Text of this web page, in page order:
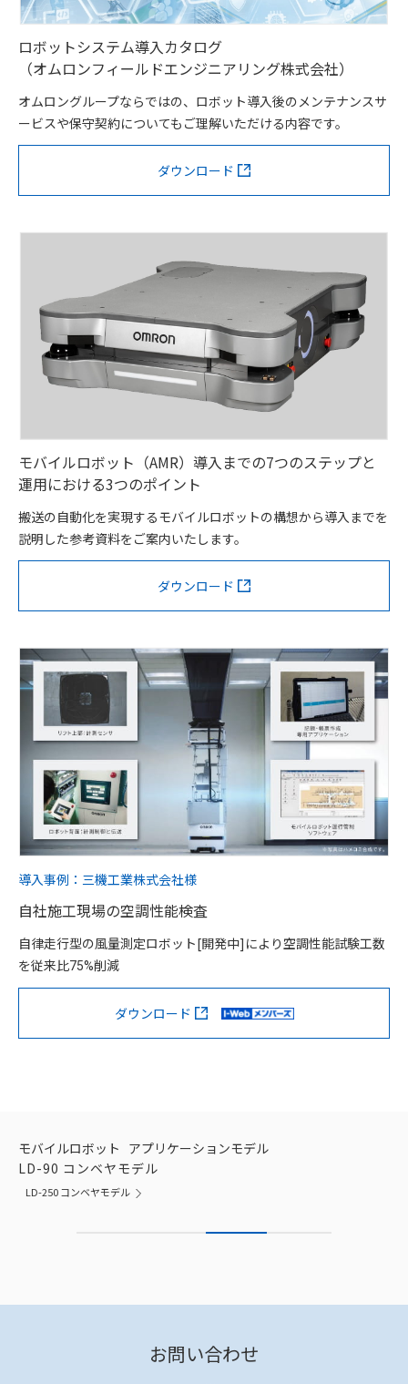
ロボットシステム導入カタログ
（オムロンフィールドエンジニアリング株式会社）
オムロングループならではの、ロボット導入後のメンテナンスサ
ービスや保守契約についてもご理解いただける内容です。
ダウンロード
モバイルロボット（AMR）導入までの7つのステップと
運用における3つのポイント
搬送の自動化を実現するモバイルロボットの構想から導入までを
説明した参考資料をご案内いたします。
ダウンロード
導入事例：三機工業株式会社様
自社施工現場の空調性能検査
自律走行型の風量測定ロボット[開発中]により空調性能試験工数
を従来比75%削減
ダウンロード
モバイルロボット アプリケーションモデル
LD-90 コンベヤモデル
LD-250 コンベヤモデル
お問い合わせ